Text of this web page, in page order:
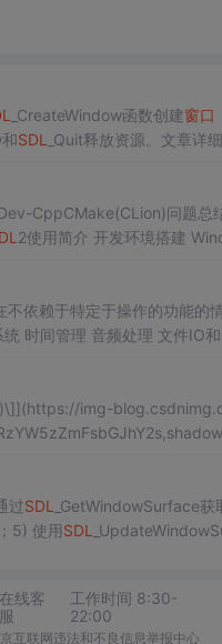
_CreateWindow函数创建窗口
SDL
_Quit释放资源。文章详
CppCMake(CLion)问题总
2使用简介 开发环境搭建
依赖于特定于操作的功能的
img-
过SDL
_GetWindowSurface获
5) 使用SDL
在线客
服
工作时间 8:30-
22:00
互联网违法和不良信息举报中心